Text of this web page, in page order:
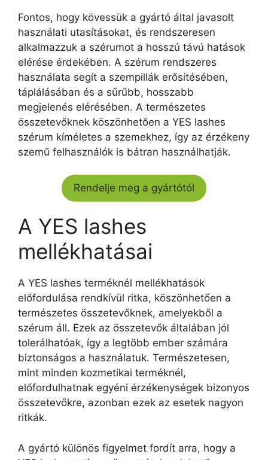
Fontos, hogy kövessük a gyártó által javasolt
használati utasításokat, és rendszeresen
alkalmazzuk a szérumot a hosszú távú hatások
elérése érdekében. A szérum rendszeres
használata segít a szempillák erősítésében,
táplálásában és a sűrűbb, hosszabb
megjelenés elérésében. A természetes
összetevőknek köszönhetően a YES lashes
szérum kíméletes a szemekhez, így az érzékeny
szemű felhasználók is bátran használhatják.
Rendelje meg a gyártótól
A YES lashes
mellékhatásai
A YES lashes terméknél mellékhatások
előfordulása rendkívül ritka, köszönhetően a
természetes összetevőknek, amelyekből a
szérum áll. Ezek az összetevők általában jól
tolerálhatóak, így a legtöbb ember számára
biztonságos a használatuk. Természetesen,
mint minden kozmetikai terméknél,
előfordulhatnak egyéni érzékenységek bizonyos
összetevőkre, azonban ezek az esetek nagyon
ritkák.
A gyártó különös figyelmet fordít arra, hogy a